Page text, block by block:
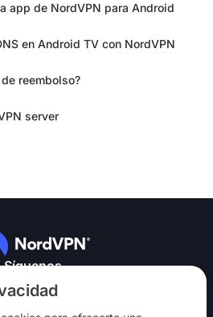
app de NordVPN para Android
en Android TV con NordVPN
reembolso?
server
Síguenos